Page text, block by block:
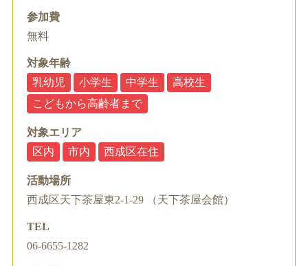
参加費
無料
対象年齢
乳幼児
小学生 中学生
高校生
こどもから高齢者まで
対象エリア
区内
市内 西成区在住
活動場所
西成区天下茶屋東2-1-29 （天下茶屋会館）
TEL
06-6655-1282